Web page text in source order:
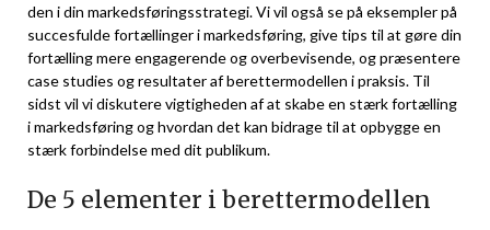
den i din markedsføringsstrategi. Vi vil også se på eksempler på
succesfulde fortællinger i markedsføring, give tips til at gøre din
fortælling mere engagerende og overbevisende, og præsentere
case studies og resultater af berettermodellen i praksis. Til
sidst vil vi diskutere vigtigheden af at skabe en stærk fortælling
i markedsføring og hvordan det kan bidrage til at opbygge en
stærk forbindelse med dit publikum.
De 5 elementer i berettermodellen